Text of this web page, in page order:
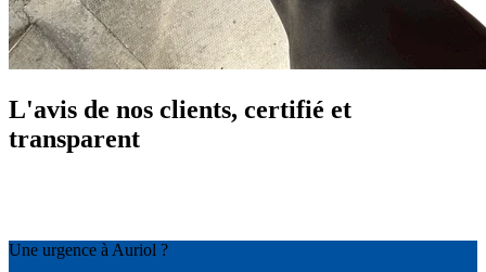
L'avis de nos clients, certifié et
transparent
Une urgence à Auriol ?